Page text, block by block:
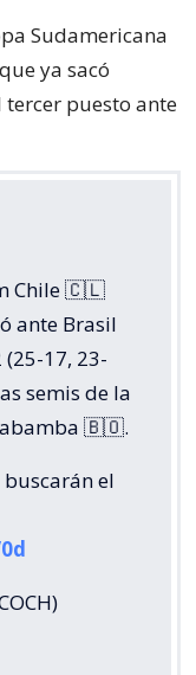
Sudamericana
ya sacó
puesto ante
Chile 🇨🇱
ante Brasil
17, 23-
semis de la
🇧🇴.
el